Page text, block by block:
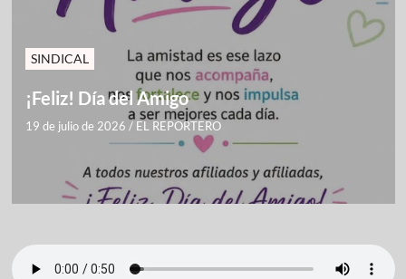
SINDICAL
¡Feliz! Día del Amigo
19 de julio de 2026 / EL REPORTERO